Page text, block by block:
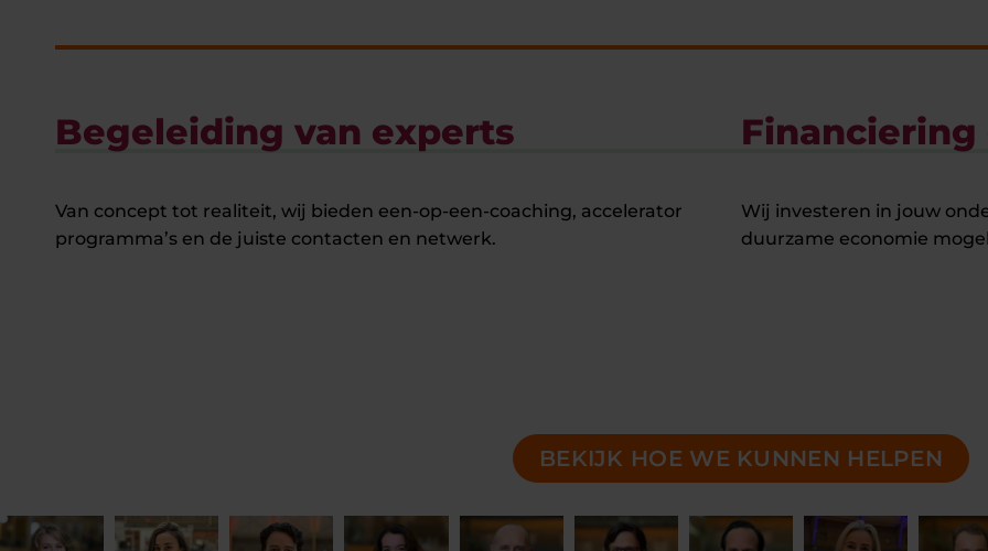
Begeleiding van experts
Van concept tot realiteit, wij bieden een-op-een-coaching, accelerator
programma’s en de juiste contacten en netwerk.
Financiering
Wij investeren in jouw
duurzame economie
BEKIJK HOE WE KUNNEN HELPEN